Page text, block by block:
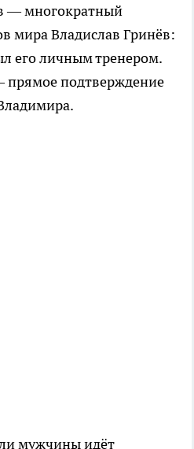
— многократный
мира Владислав Гринёв:
его личным тренером.
подтверждение
мужчины идёт